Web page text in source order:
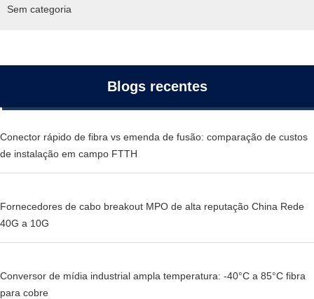
Sem categoria
Blogs recentes
Conector rápido de fibra vs emenda de fusão: comparação de custos
de instalação em campo FTTH
Fornecedores de cabo breakout MPO de alta reputação China Rede
40G a 10G
Conversor de mídia industrial ampla temperatura: -40°C a 85°C fibra
para cobre